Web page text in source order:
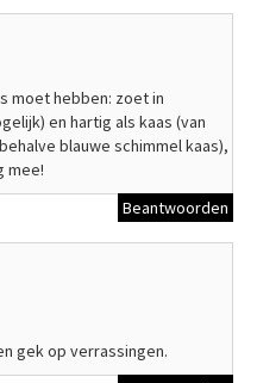
moet hebben: zoet in
en hartig als kaas (van
blauwe schimmel kaas),
mee!
Beantwoorden
gek op verrassingen.